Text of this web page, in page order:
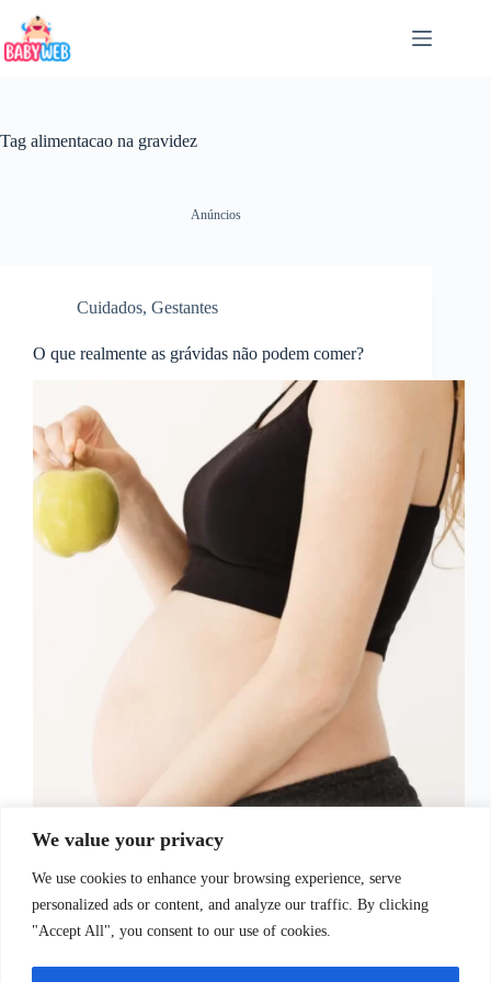
We value your privacy
We use cookies to enhance your browsing experience, serve
personalized ads or content, and analyze our traffic. By clicking
"Accept All", you consent to our use of cookies.
para
o
conteúdo
Tag alimentacao na gravidez
Anúncios
Cuidados, Gestantes
O que realmente as grávidas não podem comer?
Durante a gravidez, é essencial cuidar da
em desenvolvimento. Embora a maioria dos
alimentos seja segura para o consumo durante a
Juliana Santos
5 de setembro de 2023